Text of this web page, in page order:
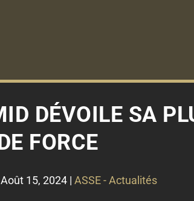
DÉVOILE SA
FORCE
Août 15, 2024 | ASSE - Actualités